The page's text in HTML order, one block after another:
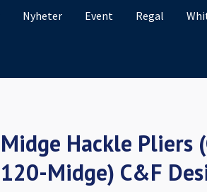
Nyheter Event Regal
Midge Hackle Pliers
120-Midge) C&F